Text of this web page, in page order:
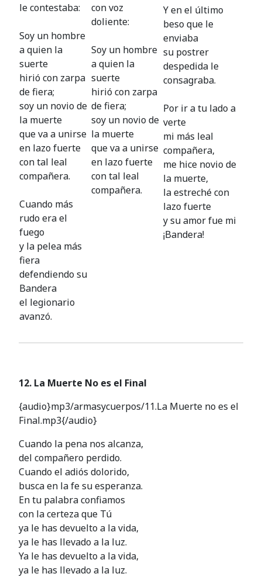
le contestaba:
Soy un hombre
a quien la
suerte
hirió con zarpa
de fiera;
soy un novio de
la muerte
que va a unirse
en lazo fuerte
con tal leal
compañera.
Cuando más
rudo era el
fuego
y la pelea más
fiera
defendiendo su
Bandera
el legionario
avanzó.
con voz
doliente:
Soy un hombre
a quien la
suerte
hirió con zarpa
de fiera;
soy un novio de
la muerte
que va a unirse
en lazo fuerte
con tal leal
compañera.
Y en el último
beso que le
enviaba
su postrer
despedida le
consagraba.
Por ir a tu lado a
verte
mi más leal
compañera,
me hice novio de
la muerte,
la estreché con
lazo fuerte
y su amor fue mi
¡Bandera!
12. La Muerte No es el Final
{audio}mp3/armasycuerpos/11.La Muerte no es el
Final.mp3{/audio}
Cuando la pena nos alcanza,
del compañero perdido.
Cuando el adiós dolorido,
busca en la fe su esperanza.
En tu palabra confiamos
con la certeza que Tú
ya le has devuelto a la vida,
ya le has llevado a la luz.
Ya le has devuelto a la vida,
ya le has llevado a la luz.